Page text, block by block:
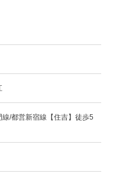
/都営新宿線【住吉】徒歩5